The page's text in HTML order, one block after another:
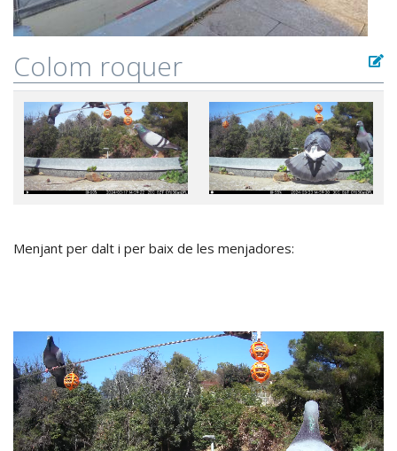
Colom roquer
Menjant per dalt i per baix de les menjadores: